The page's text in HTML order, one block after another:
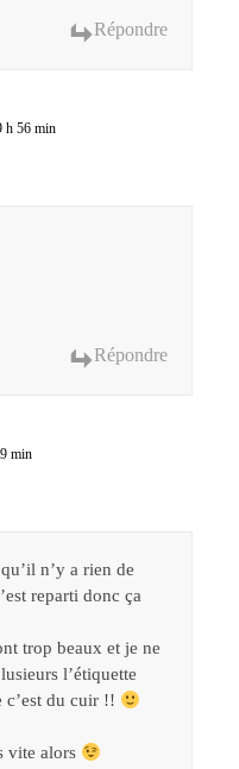
Répondre
h 56 min
Répondre
min
n’y a rien de
reparti donc ça
trop beaux et je ne
l’étiquette
c’est du cuir !!
vite alors